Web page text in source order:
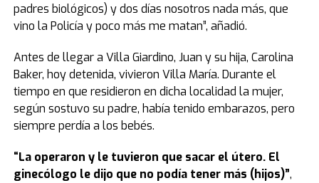
padres biológicos) y dos días nosotros nada más, que
vino la Policía y poco más me matan”, añadió.
Antes de llegar a Villa Giardino, Juan y su hija, Carolina
Baker, hoy detenida, vivieron Villa María. Durante el
tiempo en que residieron en dicha localidad la mujer,
según sostuvo su padre, había tenido embarazos, pero
siempre perdía a los bebés.
“La operaron y le tuvieron que sacar el útero. El
ginecólogo le dijo que no podía tener más (hijos)”,